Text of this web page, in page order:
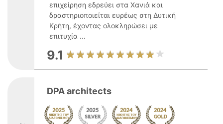
επιχείρηση εδρεύει στα Χανιά και
δραστηριοποιείται ευρέως στη Δυτική
Κρήτη, έχοντας ολοκληρώσει με
επιτυχία ...
9.1
DPA architects